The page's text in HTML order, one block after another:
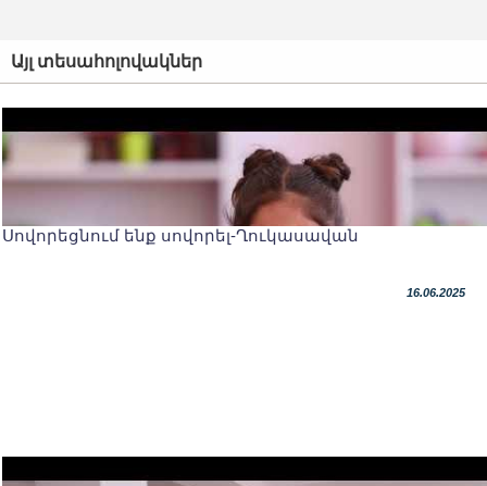
Այլ տեսահոլովակներ
Սովորեցնում ենք սովորել-Ղուկասավան
16.06.2025